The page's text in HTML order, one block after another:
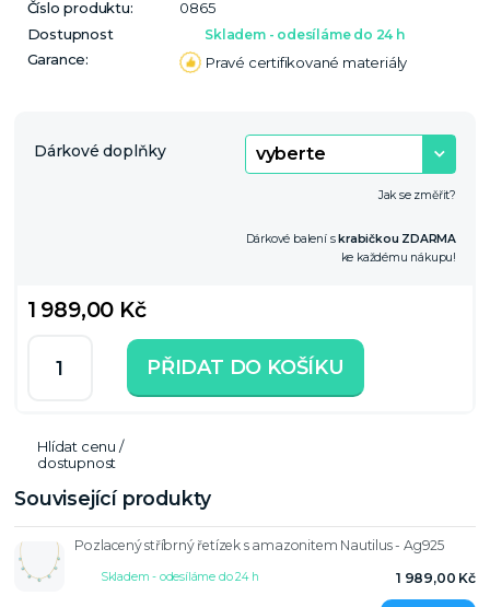
Číslo produktu:
0865
Dostupnost
Skladem - odesíláme do 24 h
Garance: Pravé certifikované materiály
Dárkové doplňky
Jak se změřit?
Dárkové balení s krabičkou ZDARMA
ke každému nákupu!
1 989,00 Kč
PŘIDAT DO KOŠÍKU
Hlídat cenu /
dostupnost
Související produkty
Pozlacený stříbrný řetízek s amazonitem Nautilus - Ag925
1 989,00 Kč
Skladem - odesíláme do 24 h